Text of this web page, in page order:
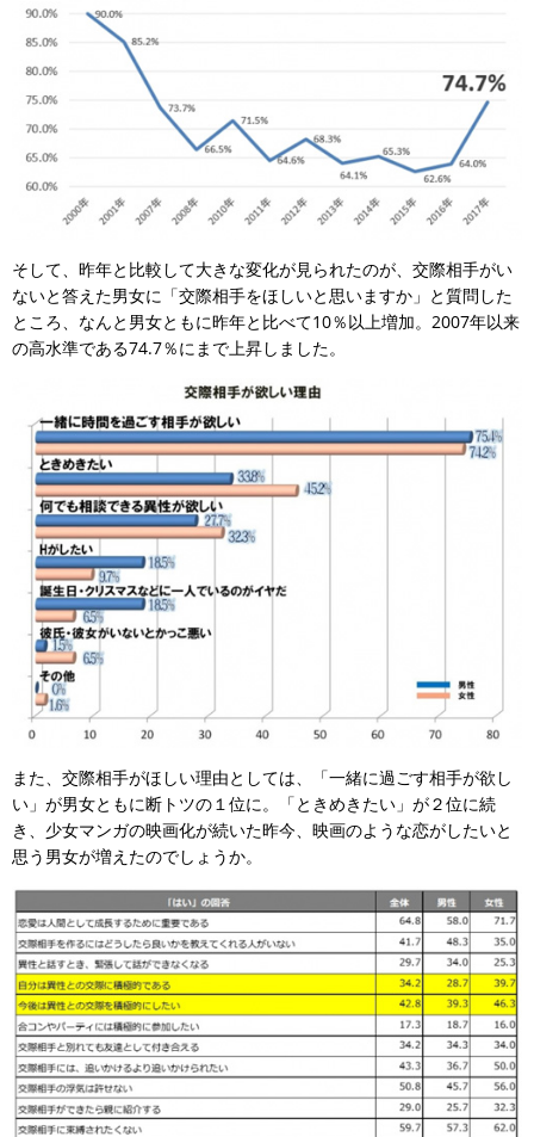
そして、昨年と比較して大きな変化が見られたのが、交際相手がい
ないと答えた男女に「交際相手をほしいと思いますか」と質問した
ところ、なんと男女ともに昨年と比べて10％以上増加。2007年以来
の高水準である74.7％にまで上昇しました。
また、交際相手がほしい理由としては、「一緒に過ごす相手が欲し
い」が男女ともに断トツの１位に。「ときめきたい」が２位に続
き、少女マンガの映画化が続いた昨今、映画のような恋がしたいと
思う男女が増えたのでしょうか。